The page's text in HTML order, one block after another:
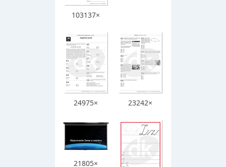
103137×
24975× 23242×
21805×